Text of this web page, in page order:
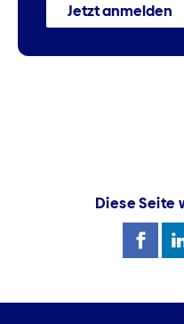
Jetzt anmelden
Diese Seite